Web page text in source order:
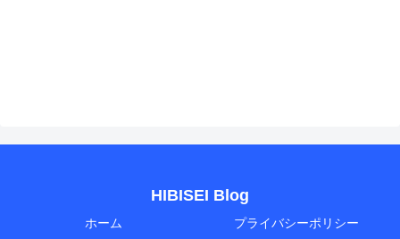
HIBISEI Blog
ホーム プライバシーポリシー